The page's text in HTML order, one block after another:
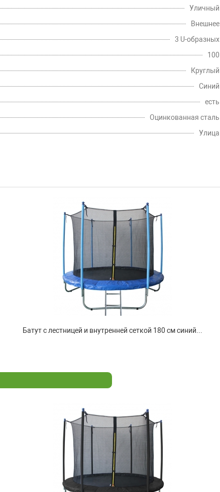
Уличный
Внешнее
3 U-образных
100
Круглый
Синий
есть
Оцинкованная сталь
Улица
Батут с лестницей и внутренней сеткой 180 см синий...